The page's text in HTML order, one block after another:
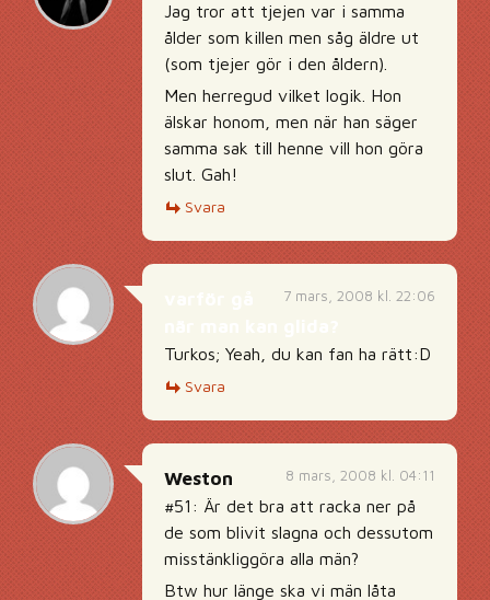
Jag tror att tjejen var i samma
ålder som killen men såg äldre ut
(som tjejer gör i den åldern).
Men herregud vilket logik. Hon
älskar honom, men när han säger
samma sak till henne vill hon göra
slut. Gah!
Svara
7 mars, 2008 kl. 22:06
Turkos; Yeah, du kan fan ha rätt:D
Svara
8 mars, 2008 kl. 04:11
Weston
#51: Är det bra att racka ner på
de som blivit slagna och dessutom
misstänkliggöra alla män?
Btw hur länge ska vi män låta